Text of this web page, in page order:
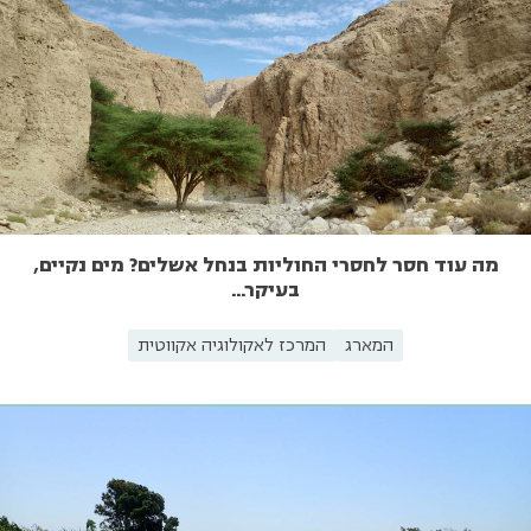
מה עוד חסר לחסרי החוליות בנחל אשלים? מים נקיים,
בעיקר…
המארג המרכז לאקולוגיה אקווטית